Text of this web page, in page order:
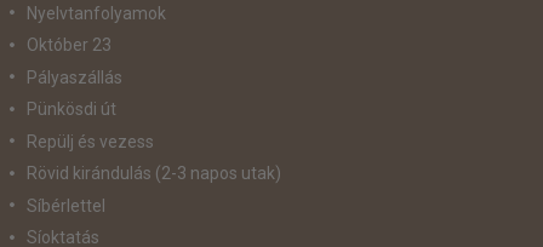
Nyelvtanfolyamok
Október 23
Pályaszállás
Pünkösdi út
Repülj és vezess
Rövid kirándulás (2-3 napos utak)
Síbérlettel
Síoktatás